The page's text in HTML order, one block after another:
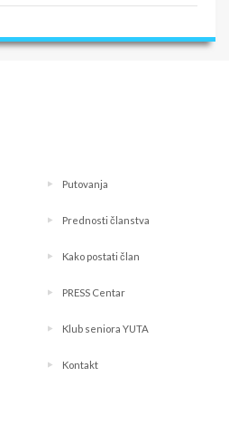
Putovanja
Prednosti članstva
Kako postati član
PRESS Centar
Klub seniora YUTA
Kontakt